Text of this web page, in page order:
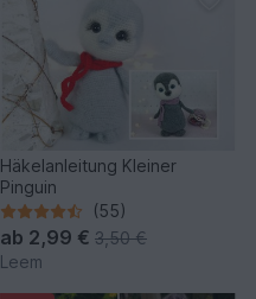
Häkelanleitung Kleiner
Pinguin
(55)
ab 2,99 € 3,50 €
Leem